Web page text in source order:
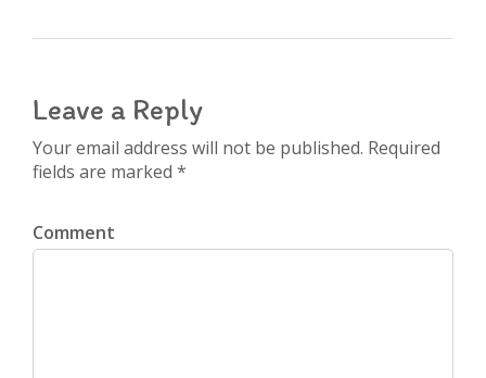
Leave a Reply
Your email address will not be published. Required
fields are marked *
Comment